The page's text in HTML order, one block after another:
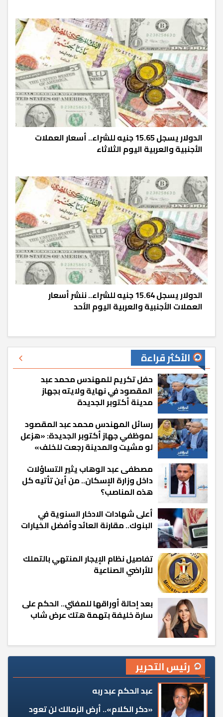
الدولار يسجل 15.65 جنيه للشراء.. أسعار العملات
الأجنبية والعربية اليوم الثلاثاء
الدولار يسجل 15.64 جنيه للشراء.. ننشر أسعار
العملات الأجنبية والعربية اليوم الأحد
الأكثر قراءة
حفل تكريم للمهندس محمد عبد
المقصود في نهاية ولايته بجهاز
مدينة أكتوبر الجديدة
رسائل المهندس محمد عبد المقصود
لموظفي جهاز أكتوبر الجديدة: «هزعل
لو مشيت والمدينة رجعت للخلف»
مصطفى عبد الوهاب يثير التساؤلات
داخل وزارة الإسكان.. من أين تأتيه كل
هذه المناصب؟
أعلى شهادات الادخار السنوية في
البنوك.. مقارنة العائد وأفضل الخيارات
تفاصيل نظام الإيجار المنتهي بالتملك
للأراضي الصناعية
بعد إحالة أوراقها للمفتي.. الحكم على
سارة خليفة بتهمة هتك عرض شاب
رئيس التحرير
عبد الحكم عبد ربه
«دكر الكلام».. أرض الزمالك لن تعود